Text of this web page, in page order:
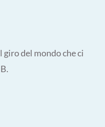
del mondo che ci